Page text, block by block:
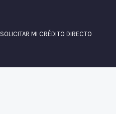
SOLICITAR MI CRÉDITO DIRECTO